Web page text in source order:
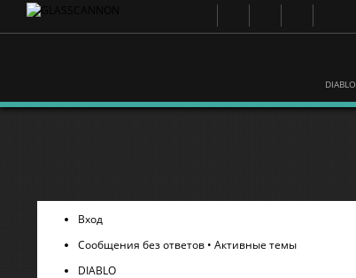
DIABLO
Вход
Сообщения без ответов • Активные темы
DIABLO